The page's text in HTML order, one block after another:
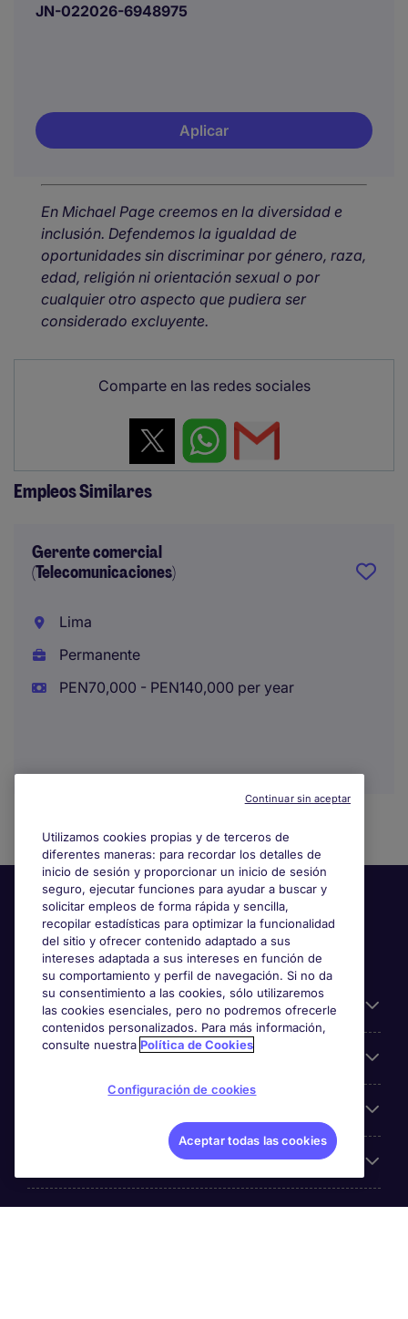
JN-022026-6948975
Aplicar
En Michael Page creemos en la diversidad e
inclusión. Defendemos la igualdad de
oportunidades sin discriminar por género, raza,
edad, religión ni orientación sexual o por
cualquier otro aspecto que pudiera ser
considerado excluyente.
Comparte en las redes sociales
Empleos Similares
Gerente comercial
(Telecomunicaciones)
Lima
Permanente
PEN70,000 - PEN140,000 per year
Información útil
Búsqueda de empleo
Utilizamos cookies propias y de terceros de
diferentes maneras: para recordar los detalles de
inicio de sesión y proporcionar un inicio de sesión
seguro, ejecutar funciones para ayudar a buscar y
solicitar empleos de forma rápida y sencilla,
recopilar estadísticas para optimizar la funcionalidad
del sitio y ofrecer contenido adaptado a sus
intereses adaptada a sus intereses en función de
su comportamiento y perfil de navegación. Si no da
su consentimiento a las cookies, sólo utilizaremos
las cookies esenciales, pero no podremos ofrecerle
contenidos personalizados. Para más información,
consulte nuestra Política de Cookies
Configuración de cookies
Aceptar todas las cookies
Continuar sin aceptar